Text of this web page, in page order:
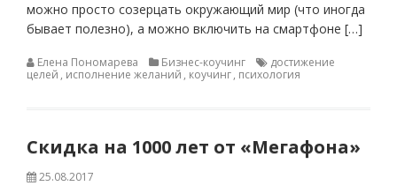
можно просто созерцать окружающий мир (что иногда
бывает полезно), а можно включить на смартфоне […]
Елена Пономарева Бизнес-коучинг
достижение
целей , исполнение желаний , коучинг, психология
Скидка на 1000 лет от «Мегафона»
25.08.2017